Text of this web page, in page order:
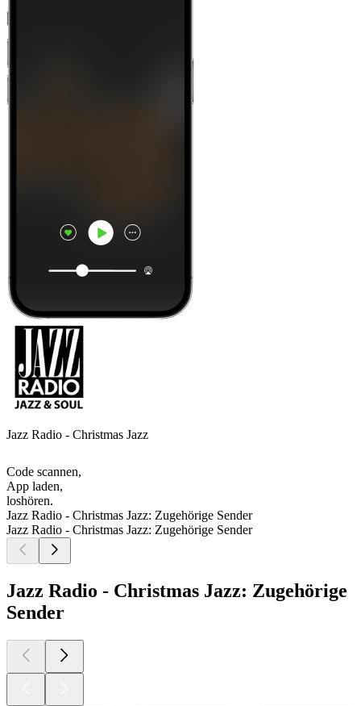
Jazz Radio - Christmas Jazz
Code scannen,
App laden,
loshören.
Jazz Radio - Christmas Jazz: Zugehörige Sender
Jazz Radio - Christmas Jazz: Zugehörige Sender
Jazz Radio - Christmas Jazz: Zugehörige
Sender